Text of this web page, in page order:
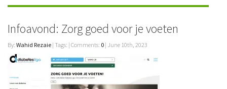
Infoavond: Zorg goed voor je voeten
By: Wahid Rezaie | Tags: | Comments: 0 | June 10th, 2023